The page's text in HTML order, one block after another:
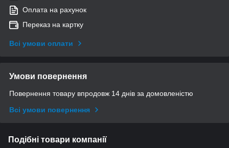
Оплата на рахунок
Переказ на картку
Всі умови оплати
Умови повернення
Повернення товару впродовж 14 днів за домовленістю
Всі умови повернення
Подібні товари компанії